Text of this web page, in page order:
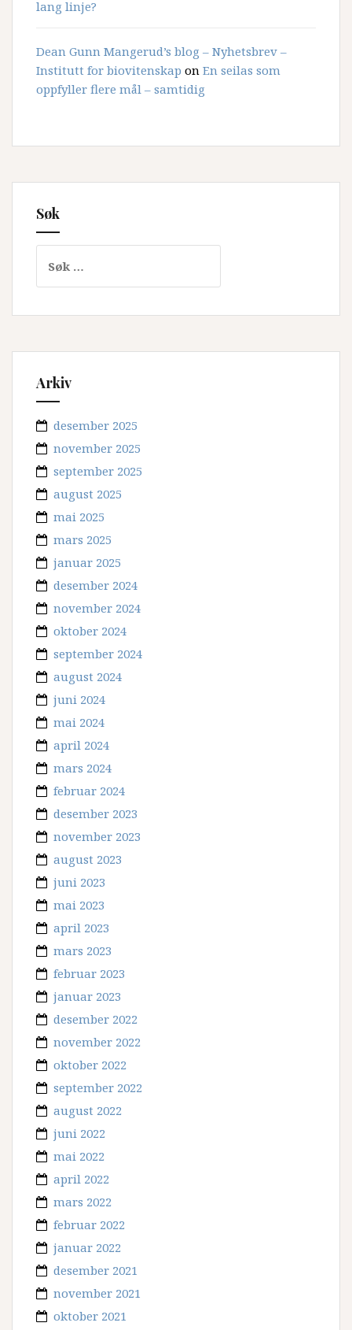
lang linje?
Dean Gunn Mangerud’s blog – Nyhetsbrev –
Institutt for biovitenskap on En seilas som
oppfyller flere mål – samtidig
Søk
etter:
Arkiv
desember 2025
november 2025
september 2025
august 2025
mai 2025
mars 2025
januar 2025
desember 2024
november 2024
oktober 2024
september 2024
august 2024
juni 2024
mai 2024
april 2024
mars 2024
februar 2024
desember 2023
november 2023
august 2023
juni 2023
mai 2023
april 2023
mars 2023
februar 2023
januar 2023
desember 2022
november 2022
oktober 2022
september 2022
august 2022
juni 2022
mai 2022
april 2022
mars 2022
februar 2022
januar 2022
desember 2021
november 2021
oktober 2021